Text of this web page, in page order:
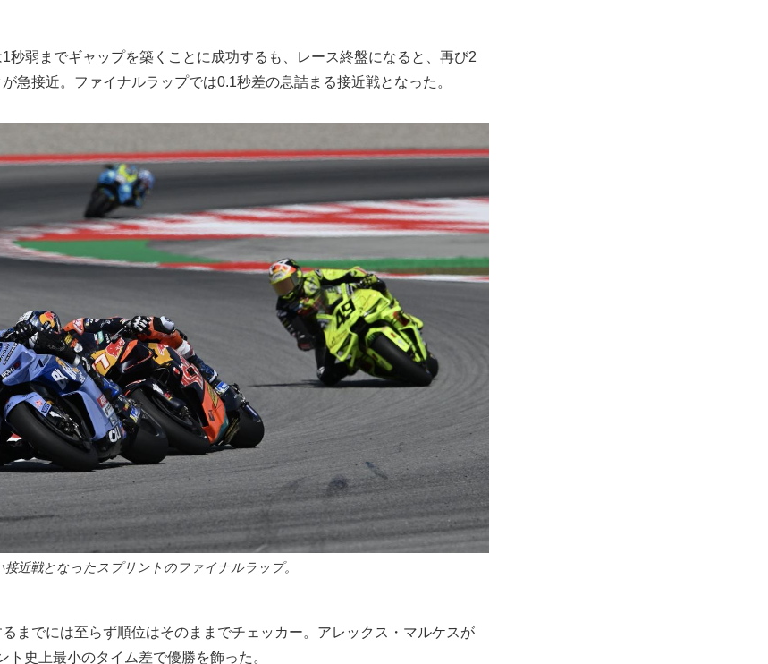
秒弱までギャップを築くことに成功するも、レース終盤になると、再び2
急接近。ファイナルラップでは0.1秒差の息詰まる接近戦となった。
近戦となったスプリントのファイナルラップ。
までには至らず順位はそのままでチェッカー。アレックス・マルケスが
ト史上最小のタイム差で優勝を飾った。